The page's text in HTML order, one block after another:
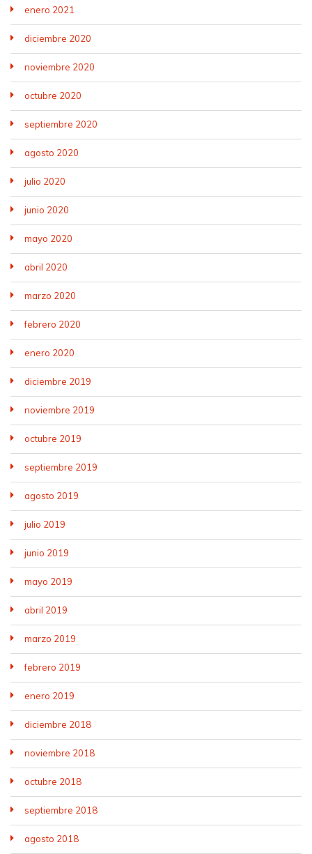
enero 2021
diciembre 2020
noviembre 2020
octubre 2020
septiembre 2020
agosto 2020
julio 2020
junio 2020
mayo 2020
abril 2020
marzo 2020
febrero 2020
enero 2020
diciembre 2019
noviembre 2019
octubre 2019
septiembre 2019
agosto 2019
julio 2019
junio 2019
mayo 2019
abril 2019
marzo 2019
febrero 2019
enero 2019
diciembre 2018
noviembre 2018
octubre 2018
septiembre 2018
agosto 2018